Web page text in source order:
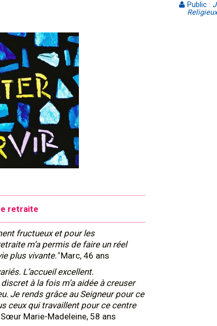
retraite
fructueux et pour les
m’a permis de faire un réel
plus vivante."Marc, 46 ans
L’accueil excellent.
à la fois m’a aidée à creuser
Je rends grâce au Seigneur pour ce
ceux qui travaillent pour ce centre
Marie-Madeleine, 58 ans
Public :